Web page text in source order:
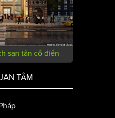
sạn tân cổ điển
TÂM